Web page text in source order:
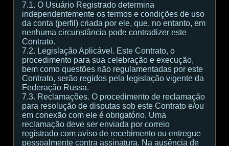
7.1. O Usuário Registrado determina
independentemente os termos e condições de uso
da conta (perfil) criada por ele, que, no entanto, em
nenhuma circunstância pode contradizer este
Contrato.
7.2. Legislação Aplicável. Este Contrato, o
procedimento para sua celebração e execução,
bem como questões não regulamentadas por este
Contrato, serão regidos pela legislação vigente da
Federação Russa.
7.3. Reclamações. O procedimento de reclamação
para resolução de disputas sob este Contrato e/ou
em conexão com ele é obrigatório. Uma
reclamação deve ser enviada por correio
registrado com aviso de recebimento ou entregue
pessoalmente contra assinatura. Na ausência de